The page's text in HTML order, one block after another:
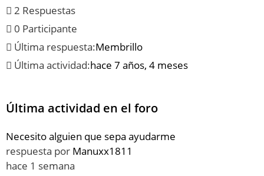
2 Respuestas
0 Participante
Última respuesta:Membrillo
Última actividad:hace 7 años, 4 meses
Última actividad en el foro
Necesito alguien que sepa ayudarme
respuesta por Manuxx1811
hace 1 semana